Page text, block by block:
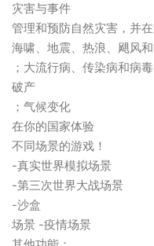
灾害与事件
管理和预防自然灾害，并
海啸、地震、热浪、飓风
；大流行病、传染病和病毒
破产
；气候变化
在你的国家体验
不同场景的游戏！
-真实世界模拟场景
-第三次世界大战场景
-沙盒
场景 -疫情场景